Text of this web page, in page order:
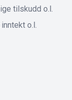
tilskudd o.l.
o.l.